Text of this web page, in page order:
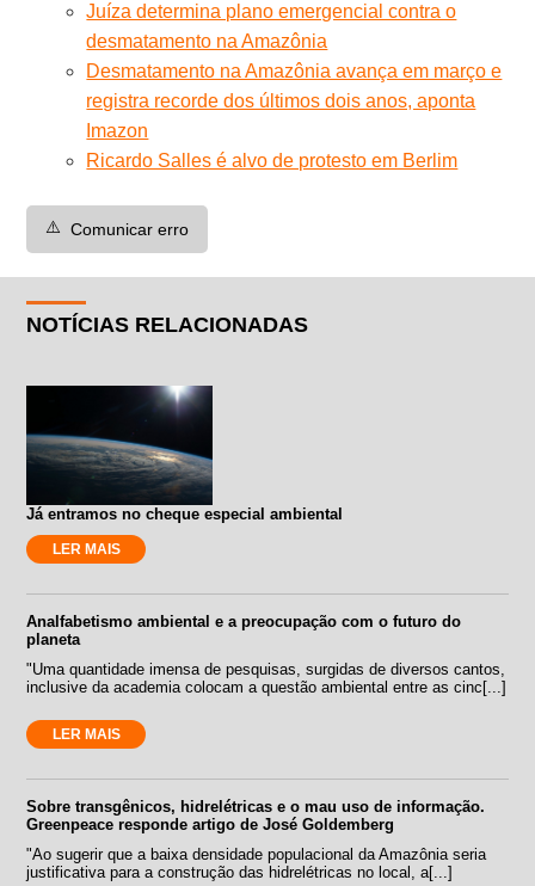
Juíza determina plano emergencial contra o
desmatamento na Amazônia
Desmatamento na Amazônia avança em março e
registra recorde dos últimos dois anos, aponta
Imazon
Ricardo Salles é alvo de protesto em Berlim
⚠️ Comunicar erro
NOTÍCIAS RELACIONADAS
Já entramos no cheque especial ambiental
LER MAIS
Analfabetismo ambiental e a preocupação com o futuro do
planeta
"Uma quantidade imensa de pesquisas, surgidas de diversos cantos,
inclusive da academia colocam a questão ambiental entre as cinc[...]
LER MAIS
Sobre transgênicos, hidrelétricas e o mau uso de informação.
Greenpeace responde artigo de José Goldemberg
"Ao sugerir que a baixa densidade populacional da Amazônia seria
justificativa para a construção das hidrelétricas no local, a[...]